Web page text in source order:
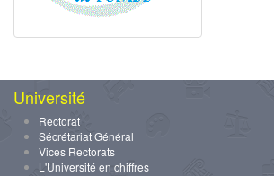
Université
Rectorat
Sécrétariat Général
Vices Rectorats
L'Université en chiffres